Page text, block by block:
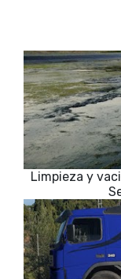
Limpieza y